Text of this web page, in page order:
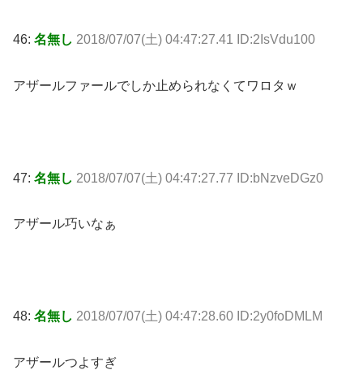
46: 名無し 2018/07/07(土) 04:47:27.41 ID:2IsVdu100
アザールファールでしか止められなくてワロタｗ
47: 名無し 2018/07/07(土) 04:47:27.77 ID:bNzveDGz0
アザール巧いなぁ
48: 名無し 2018/07/07(土) 04:47:28.60 ID:2y0foDMLM
アザールつよすぎ